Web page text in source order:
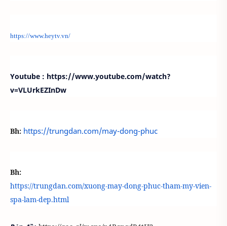
https://www.heytv.vn/
Youtube : https://www.youtube.com/watch?
v=VLUrkEZInDw
Bh: https://trungdan.com/may-dong-phuc
Bh:
https://trungdan.com/xuong-may-dong-phuc-tham-my-vien-
spa-lam-dep.html